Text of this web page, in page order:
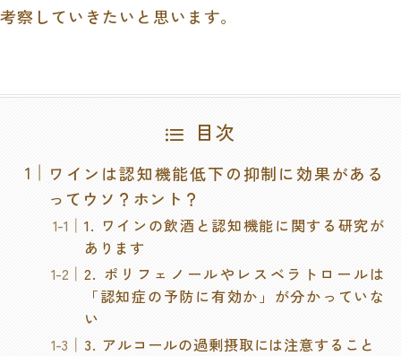
考察していきたいと思います。
目次
ワインは認知機能低下の抑制に効果がある
ってウソ？ホント？
1. ワインの飲酒と認知機能に関する研究が
あります
2. ポリフェノールやレスベラトロールは
「認知症の予防に有効か」が分かっていな
い
3. アルコールの過剰摂取には注意すること